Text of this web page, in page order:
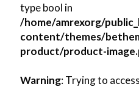
type bool in
/home/amrexorg/
content/themes/
product/product-
Warning: Trying to